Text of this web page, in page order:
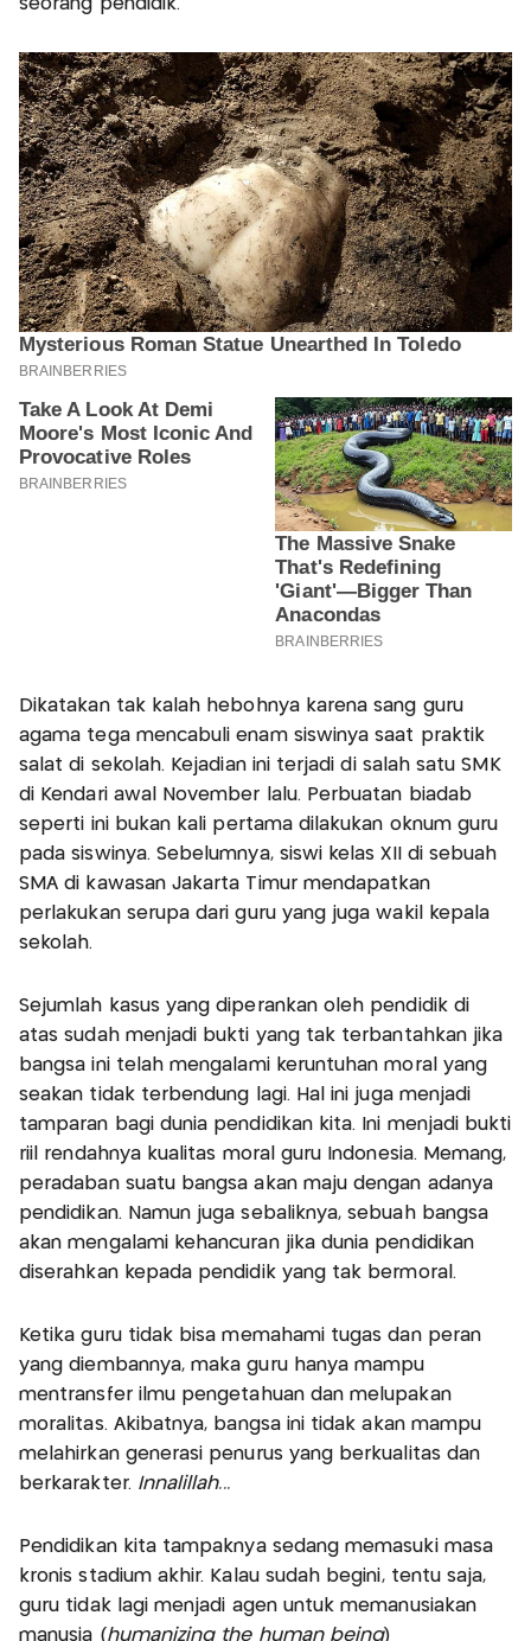
seorang pendidik.
Dikatakan tak kalah hebohnya karena sang guru
agama tega mencabuli enam siswinya saat praktik
salat di sekolah. Kejadian ini terjadi di salah satu SMK
di Kendari awal November lalu. Perbuatan biadab
seperti ini bukan kali pertama dilakukan oknum guru
pada siswinya. Sebelumnya, siswi kelas XII di sebuah
SMA di kawasan Jakarta Timur mendapatkan
perlakukan serupa dari guru yang juga wakil kepala
sekolah.
Sejumlah kasus yang diperankan oleh pendidik di
atas sudah menjadi bukti yang tak terbantahkan jika
bangsa ini telah mengalami keruntuhan moral yang
seakan tidak terbendung lagi. Hal ini juga menjadi
tamparan bagi dunia pendidikan kita. Ini menjadi bukti
riil rendahnya kualitas moral guru Indonesia. Memang,
peradaban suatu bangsa akan maju dengan adanya
pendidikan. Namun juga sebaliknya, sebuah bangsa
akan mengalami kehancuran jika dunia pendidikan
diserahkan kepada pendidik yang tak bermoral.
Ketika guru tidak bisa memahami tugas dan peran
yang diembannya, maka guru hanya mampu
mentransfer ilmu pengetahuan dan melupakan
moralitas. Akibatnya, bangsa ini tidak akan mampu
melahirkan generasi penurus yang berkualitas dan
berkarakter. Innalillah...
Pendidikan kita tampaknya sedang memasuki masa
kronis stadium akhir. Kalau sudah begini, tentu saja,
guru tidak lagi menjadi agen untuk memanusiakan
manusia (humanizing the human being)